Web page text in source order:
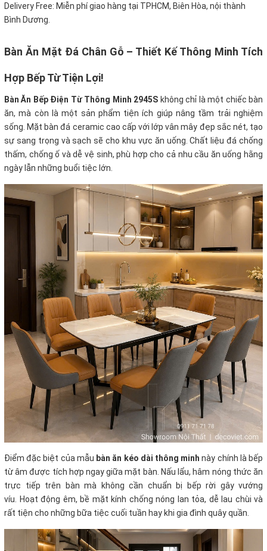
Delivery Free: Miễn phí giao hàng tại TPHCM, Biên Hòa, nội thành
Bình Dương.
Bàn Ăn Mặt Đá Chân Gỗ – Thiết Kế Thông Minh Tích
Hợp Bếp Từ Tiện Lợi!
Bàn Ăn Bếp Điện Từ Thông Minh 2945S không chỉ là một chiếc bàn
ăn, mà còn là một sản phẩm tiện ích giúp nâng tầm trải nghiệm
sống. Mặt bàn đá ceramic cao cấp với lớp vân mây đẹp sắc nét, tạo
sự sang trọng và sạch sẽ cho khu vực ăn uống. Chất liệu đá chống
thấm, chống ố và dễ vệ sinh, phù hợp cho cả nhu cầu ăn uống hằng
ngày lẫn những buổi tiệc lớn.
Điểm đặc biệt của mẫu bàn ăn kéo dài thông minh này chính là bếp
từ âm được tích hợp ngay giữa mặt bàn. Nấu lẩu, hâm nóng thức ăn
trực tiếp trên bàn mà không cần chuẩn bị bếp rời gây vướng
víu. Hoạt động êm, bề mặt kính chống nóng lan tỏa, dễ lau chùi và
rất tiện cho những bữa tiệc cuối tuần hay khi gia đình quây quần.